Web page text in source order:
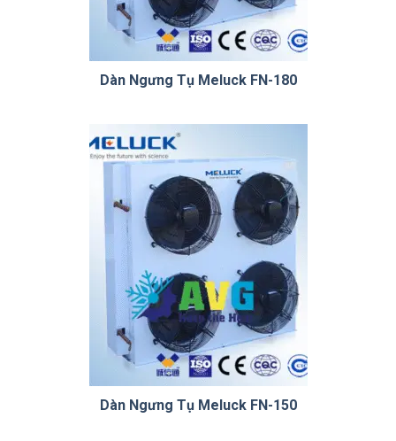
Dàn Ngưng Tụ Meluck FN-180
Dàn Ngưng Tụ Meluck FN-150